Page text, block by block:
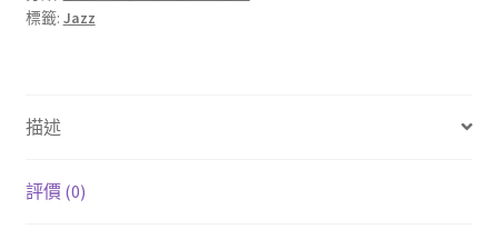
Davis
midnight
量
標籤: Jazz
描述
評價 (0)